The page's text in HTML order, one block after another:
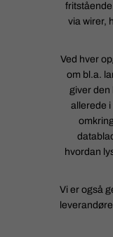
via wirer,
Ved hver
om bl.a.
giver den
allerede
hvordan
Vi er også